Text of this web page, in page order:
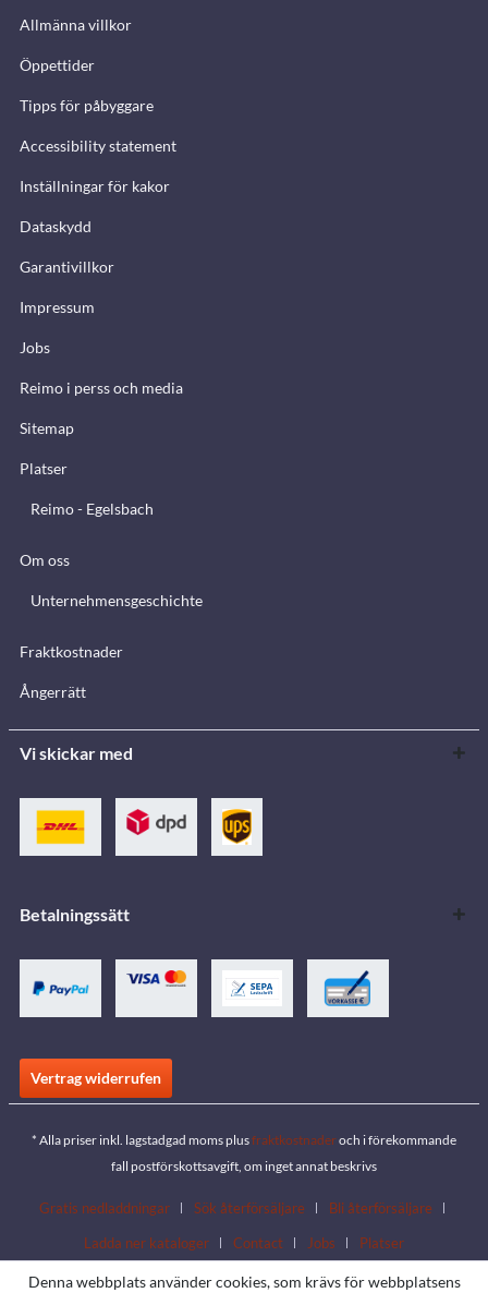
Allmänna villkor
Öppettider
Tipps för påbyggare
Accessibility statement
Inställningar för kakor
Dataskydd
Garantivillkor
Impressum
Jobs
Reimo i perss och media
Sitemap
Platser
Reimo - Egelsbach
Om oss
Unternehmensgeschichte
Fraktkostnader
Ångerrätt
Vi skickar med
Betalningssätt
Vertrag widerrufen
* Alla priser inkl. lagstadgad moms plusfraktkostnaderoch i förekommande
fall postförskottsavgift, om inget annat beskrivs
Gratis nedladdningar Sök återförsäljare
Bli återförsäljare
Ladda ner kataloger
Contact Jobs Platser
Denna webbplats använder cookies, som krävs för webbplatsens